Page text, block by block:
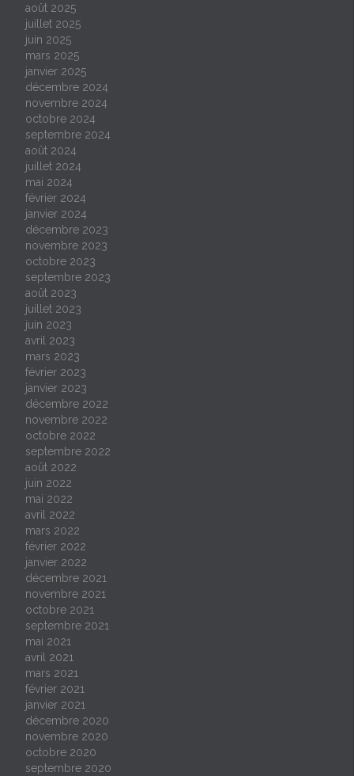
août 2025
juillet 2025
juin 2025
mars 2025
janvier 2025
décembre 2024
novembre 2024
octobre 2024
septembre 2024
août 2024
juillet 2024
mai 2024
février 2024
janvier 2024
décembre 2023
novembre 2023
octobre 2023
septembre 2023
août 2023
juillet 2023
juin 2023
avril 2023
mars 2023
février 2023
janvier 2023
décembre 2022
novembre 2022
octobre 2022
septembre 2022
août 2022
juin 2022
mai 2022
avril 2022
mars 2022
février 2022
janvier 2022
décembre 2021
novembre 2021
octobre 2021
septembre 2021
mai 2021
avril 2021
mars 2021
février 2021
janvier 2021
décembre 2020
novembre 2020
octobre 2020
septembre 2020